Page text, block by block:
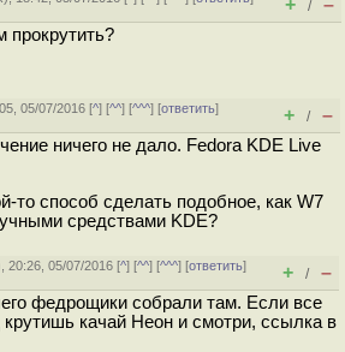
+ / –
прокрутить?
05/07/2016 [^] [^^] [^^^] [ответить]
+ / –
ничего не дало. Fedora KDE Live
то способ сделать подобное, как W7
средствами KDE?
20:26, 05/07/2016 [^] [^^] [^^^] [ответить]
+ / –
федрощики собрали там. Если все
крутишь качай Неон и смотри, ссылка в